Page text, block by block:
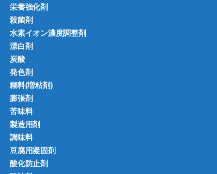
栄養強化剤
殺菌剤
水素イオン濃度調整剤
漂白剤
炭酸
発色剤
糊料(増粘剤)
膨張剤
苦味料
製造用剤
調味料
豆腐用凝固剤
酸化防止剤